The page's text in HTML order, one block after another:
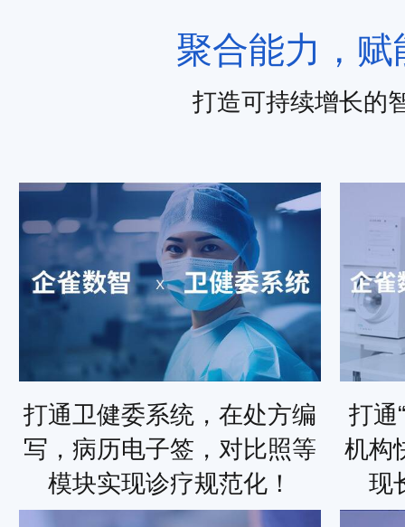
聚合能力，赋
打造可持续增长的
打通卫健委系统，在处方编
写，病历电子签，对比照等
模块实现诊疗规范化！
打通
机构
现